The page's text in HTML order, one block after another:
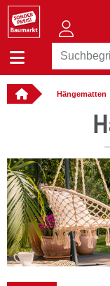
Hängematten